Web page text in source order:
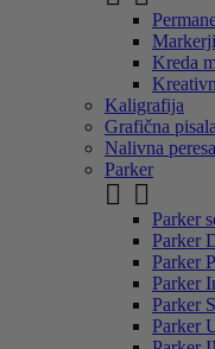
Kreda
Kaligrafija
Grafična pisala
Nalivna peresa
Parker
 
Parker
Parker
Parker
Parker
Parker
Parker